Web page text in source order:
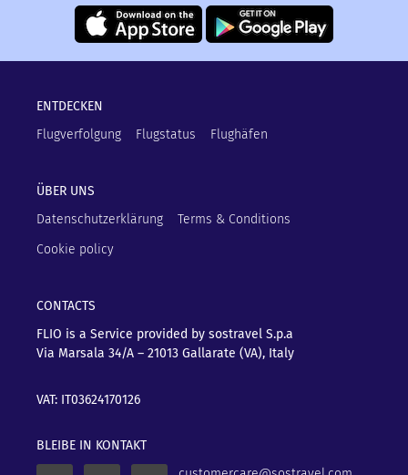
ENTDECKEN
Flugverfolgung
Flugstatus Flughäfen
ÜBER UNS
Datenschutzerklärung
Terms & Conditions
Cookie policy
CONTACTS
FLIO is a Service provided by sostravel S.p.a
Via Marsala 34/A – 21013 Gallarate (VA), Italy
VAT: IT03624170126
BLEIBE IN KONTAKT